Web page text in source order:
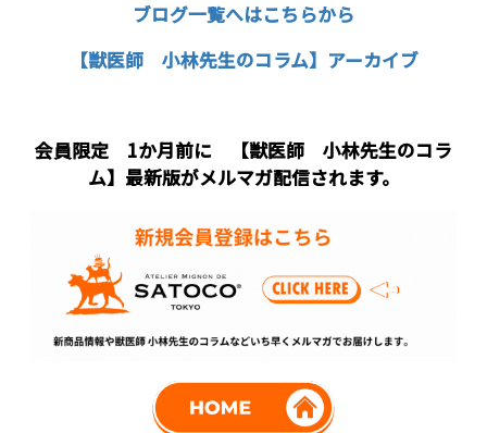
ブログ一覧へはこちらから
【獣医師 小林先生のコラム】アーカイブ
会員限定 1か月前に 【獣医師 小林先生のコラ
ム】最新版がメルマガ配信されます。